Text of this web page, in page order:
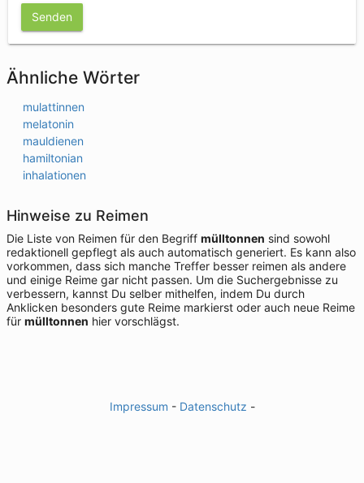
Senden
Ähnliche Wörter
mulattinnen
melatonin
mauldienen
hamiltonian
inhalationen
Hinweise zu Reimen
Die Liste von Reimen für den Begriff mülltonnen sind sowohl
redaktionell gepflegt als auch automatisch generiert. Es kann also
vorkommen, dass sich manche Treffer besser reimen als andere
und einige Reime gar nicht passen. Um die Suchergebnisse zu
verbessern, kannst Du selber mithelfen, indem Du durch
Anklicken besonders gute Reime markierst oder auch neue Reime
für mülltonnen hier vorschlägst.
Impressum - Datenschutz -